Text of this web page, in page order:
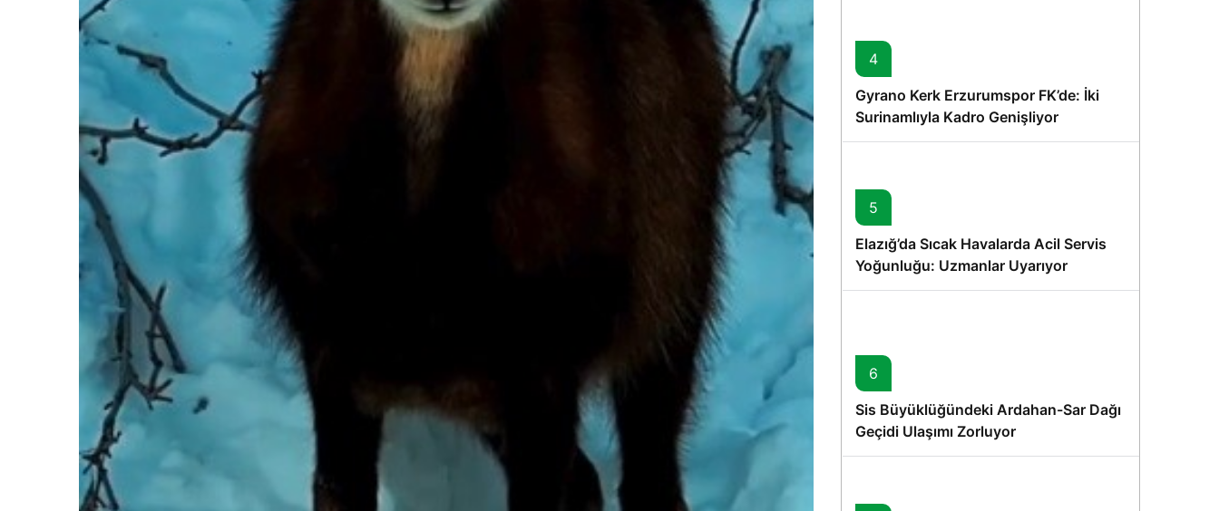
4
Gyrano Kerk Erzurumspor FK’de: İki
Surinamlıyla Kadro Genişliyor
5
Elazığ’da Sıcak Havalarda Acil Servis
Yoğunluğu: Uzmanlar Uyarıyor
6
Sis Büyüklüğündeki Ardahan-Sar Dağı
Geçidi Ulaşımı Zorluyor